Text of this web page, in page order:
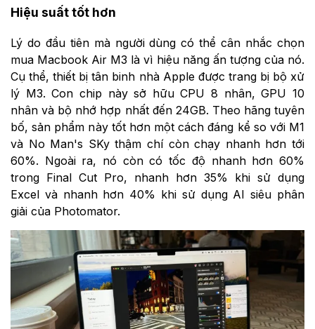
Hiệu suất tốt hơn
Lý do đầu tiên mà người dùng có thể cân nhắc chọn
mua Macbook Air M3 là vì hiệu năng ấn tượng của nó.
Cụ thể, thiết bị tân binh nhà Apple được trang bị bộ xử
lý M3. Con chip này sở hữu CPU 8 nhân, GPU 10
nhân và bộ nhớ hợp nhất đến 24GB. Theo hãng tuyên
bố, sản phẩm này tốt hơn một cách đáng kể so với M1
và No Man's SKy thậm chí còn chạy nhanh hơn tới
60%. Ngoài ra, nó còn có tốc độ nhanh hơn 60%
trong Final Cut Pro, nhanh hơn 35% khi sử dụng
Excel và nhanh hơn 40% khi sử dụng AI siêu phân
giải của Photomator.